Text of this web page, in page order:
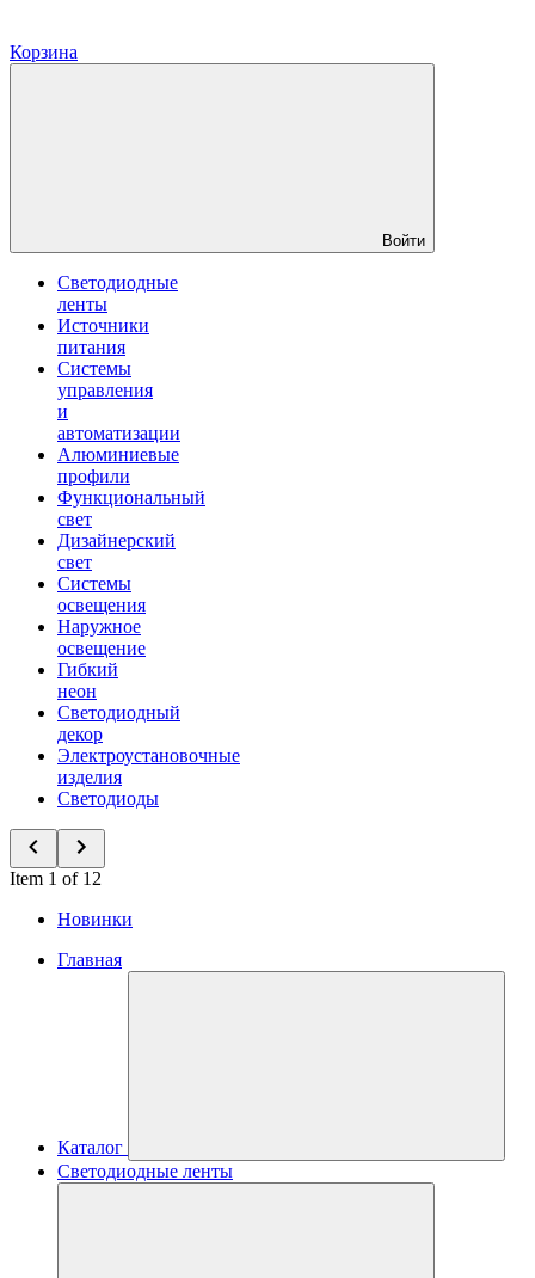
Корзина
Войти
Светодиодные
ленты
Источники
питания
Системы
управления
и
автоматизации
Алюминиевые
профили
Функциональный
свет
Дизайнерский
свет
Системы
освещения
Наружное
освещение
Гибкий
неон
Светодиодный
декор
Электроустановочные
изделия
Светодиоды
Item 1 of 12
Новинки
Главная
Каталог
Светодиодные ленты